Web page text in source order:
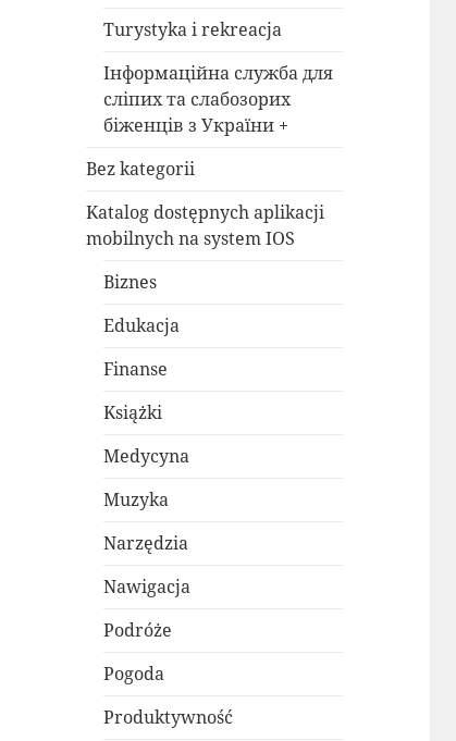
Turystyka i rekreacja
Інформаційна служба для
сліпих та слабозорих
біженців з України +
Bez kategorii
Katalog dostępnych aplikacji
mobilnych na system IOS
Biznes
Edukacja
Finanse
Książki
Medycyna
Muzyka
Narzędzia
Nawigacja
Podróże
Pogoda
Produktywność